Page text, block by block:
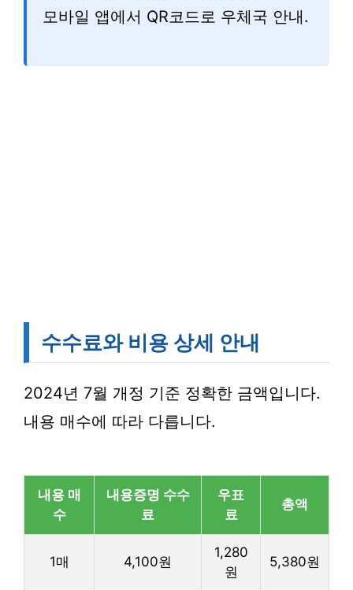
모바일 앱에서 QR코드로 우체국 안내.
수수료와 비용 상세 안내
2024년 7월 개정 기준 정확한 금액입니다.
내용 매수에 따라 다릅니다.
내용 매
수
내용증명 수수
료
우표
료
총액
1매 4,100원
1,280
원
5,380원